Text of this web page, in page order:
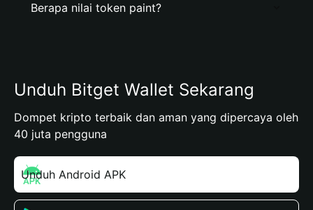
Berapa nilai token paint?
Unduh Bitget Wallet Sekarang
Dompet kripto terbaik dan aman yang dipercaya oleh
40 juta pengguna
Unduh Android APK